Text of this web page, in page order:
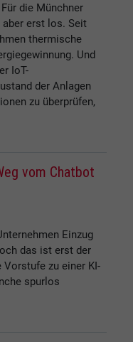
die Münchner
aber erst los. Seit
thermische
Und
IoT-
der Anlagen
zu überprüfen,
vom Chatbot
Einzug
das ist erst der
zu einer KI-
spurlos